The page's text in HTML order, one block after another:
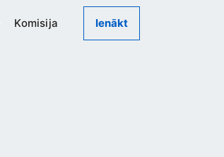
Komisija Ienākt